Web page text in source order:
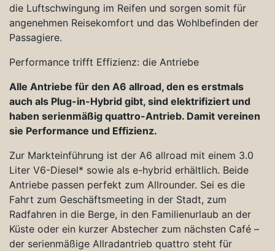
die Luftschwingung im Reifen und sorgen somit für
angenehmen Reisekomfort und das Wohlbefinden der
Passagiere.
Performance trifft Effizienz: die Antriebe
Alle Antriebe für den A6 allroad, den es erstmals
auch als Plug-in-Hybrid gibt, sind elektrifiziert und
haben serienmäßig quattro-Antrieb. Damit vereinen
sie Performance und Effizienz.
Zur Markteinführung ist der A6 allroad mit einem 3.0
Liter V6-Diesel* sowie als e-hybrid erhältlich. Beide
Antriebe passen perfekt zum Allrounder. Sei es die
Fahrt zum Geschäftsmeeting in der Stadt, zum
Radfahren in die Berge, in den Familienurlaub an der
Küste oder ein kurzer Abstecher zum nächsten Café –
der serienmäßige Allradantrieb quattro steht für